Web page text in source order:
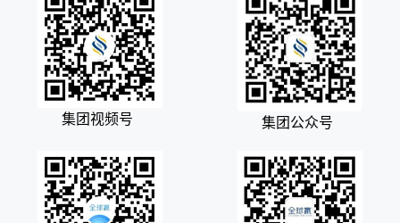
集团视频号 集团公众号